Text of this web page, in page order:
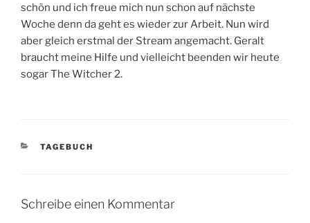
schön und ich freue mich nun schon auf nächste
Woche denn da geht es wieder zur Arbeit. Nun wird
aber gleich erstmal der Stream angemacht. Geralt
braucht meine Hilfe und vielleicht beenden wir heute
sogar The Witcher 2.
KATEGORIEN
TAGEBUCH
Schreibe einen Kommentar